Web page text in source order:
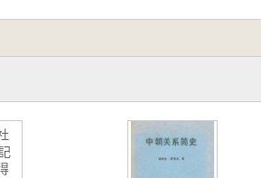
、敦煌文書研究の深化にも大きな